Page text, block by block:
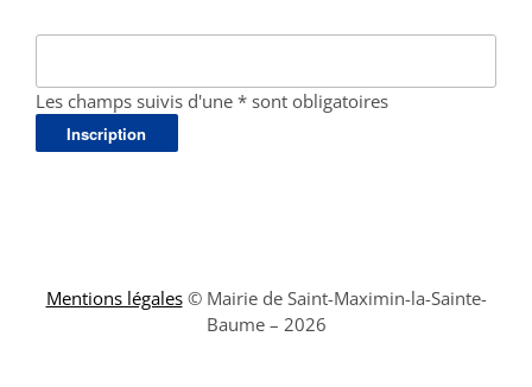
Les champs suivis d'une * sont obligatoires
Mentions légales© Mairie de Saint-Maximin-la-Sainte-
Baume – 2026